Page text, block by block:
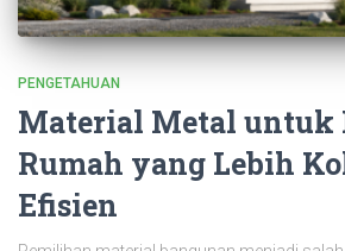
PENGETAHUAN
Material Metal untuk
Rumah yang Lebih
Efisien